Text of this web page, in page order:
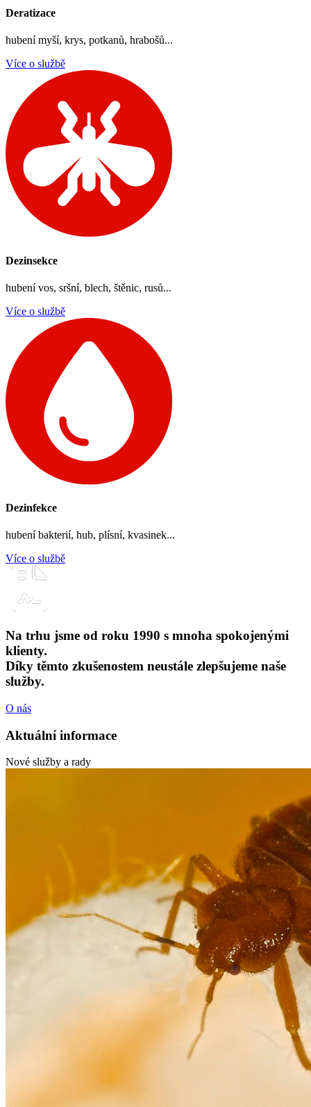
Deratizace
hubení myší, krys, potkanů, hrabošů...
Více o službě
Dezinsekce
hubení vos, sršní, blech, štěnic, rusů...
Více o službě
Dezinfekce
hubení bakterií, hub, plísní, kvasinek...
Více o službě
Na trhu jsme od roku 1990 s mnoha spokojenými
klienty.
Díky těmto zkušenostem neustále zlepšujeme naše
služby.
O nás
Aktuální informace
Nové služby a rady